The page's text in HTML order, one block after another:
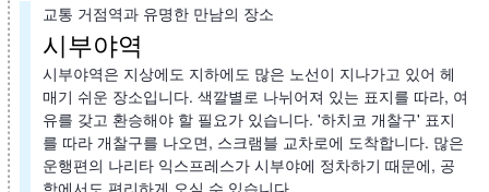
교통 거점역과 유명한 만남의 장소
시부야역
시부야역은 지상에도 지하에도 많은 노선이 지나가고 있어 헤
매기 쉬운 장소입니다. 색깔별로 나뉘어져 있는 표지를 따라, 여
유를 갖고 환승해야 할 필요가 있습니다. '하치코 개찰구' 표지
를 따라 개찰구를 나오면, 스크램블 교차로에 도착합니다. 많은
운행편의 나리타 익스프레스가 시부야에 정차하기 때문에, 공
항에서도 편리하게 오실 수 있습니다.